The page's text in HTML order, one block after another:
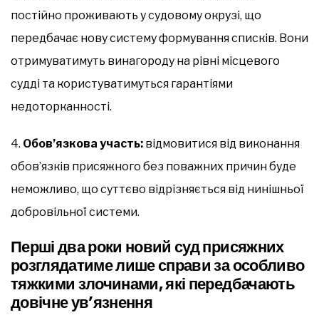
постійно проживають у судовому окрузі, що
передбачає нову систему формування списків. Вони
отримуватимуть винагороду на рівні місцевого
судді та користуватимуться гарантіями
недоторканності.
4. Обов’язкова участь: відмовитися від виконання
обов’язків присяжного без поважних причин буде
неможливо, що суттєво відрізняється від нинішньої
добровільної системи.
Перші два роки новий суд присяжних
розглядатиме лише справи за особливо
тяжкими злочинами, які передбачають
довічне ув’язнення